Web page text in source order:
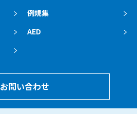
例規集
AED
お問い合わせ